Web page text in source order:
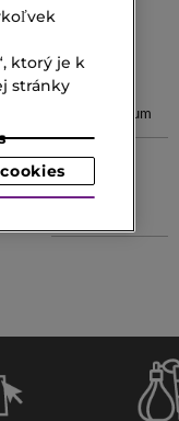
Retinol Sérum
Oči
Šampón Na
ktorý je k
stránky